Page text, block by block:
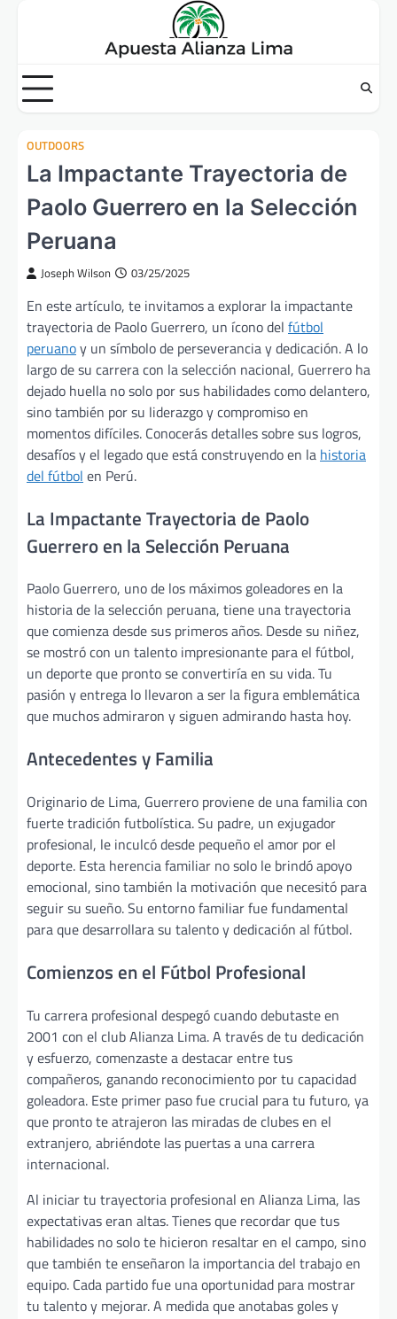
OUTDOORS
La Impactante Trayectoria de
Paolo Guerrero en la Selección
Peruana
Joseph Wilson 03/25/2025
En este artículo, te invitamos a explorar la impactante
trayectoria de Paolo Guerrero, un ícono del fútbol
peruanoy un símbolo de perseverancia y dedicación. A lo
largo de su carrera con la selección nacional, Guerrero ha
dejado huella no solo por sus habilidades como delantero,
sino también por su liderazgo y compromiso en
momentos difíciles. Conocerás detalles sobre sus logros,
desafíos y el legado que está construyendo en la historia
del fútbol en Perú.
La Impactante Trayectoria de Paolo
Guerrero en la Selección Peruana
Paolo Guerrero, uno de los máximos goleadores en la
historia de la selección peruana, tiene una trayectoria
que comienza desde sus primeros años. Desde su niñez,
se mostró con un talento impresionante para el fútbol,
un deporte que pronto se convertiría en su vida. Tu
pasión y entrega lo llevaron a ser la figura emblemática
que muchos admiraron y siguen admirando hasta hoy.
Antecedentes y Familia
Originario de Lima, Guerrero proviene de una familia con
fuerte tradición futbolística. Su padre, un exjugador
profesional, le inculcó desde pequeño el amor por el
deporte. Esta herencia familiar no solo le brindó apoyo
emocional, sino también la motivación que necesitó para
seguir su sueño. Su entorno familiar fue fundamental
para que desarrollara su talento y dedicación al fútbol.
Comienzos en el Fútbol Profesional
Tu carrera profesional despegó cuando debutaste en
2001 con el club Alianza Lima. A través de tu dedicación
y esfuerzo, comenzaste a destacar entre tus
compañeros, ganando reconocimiento por tu capacidad
goleadora. Este primer paso fue crucial para tu futuro, ya
que pronto te atrajeron las miradas de clubes en el
extranjero, abriéndote las puertas a una carrera
internacional.
Al iniciar tu trayectoria profesional en Alianza Lima, las
expectativas eran altas. Tienes que recordar que tus
habilidades no solo te hicieron resaltar en el campo, sino
que también te enseñaron la importancia del trabajo en
equipo. Cada partido fue una oportunidad para mostrar
tu talento y mejorar. A medida que anotabas goles y